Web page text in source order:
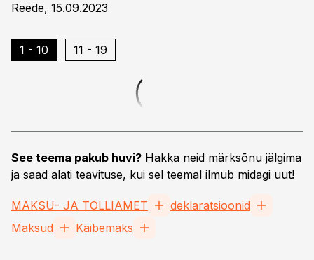
Reede, 15.09.2023
1 - 10 11 - 19
See teema pakub huvi? Hakka neid märksõnu jälgima
ja saad alati teavituse, kui sel teemal ilmub midagi uut!
MAKSU- JA TOLLIAMET
deklaratsioonid
Maksud
Käibemaks